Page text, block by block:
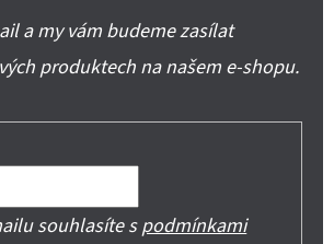
a my vám budeme zasílat
produktech na našem e-shopu.
souhlasíte spodmínkami